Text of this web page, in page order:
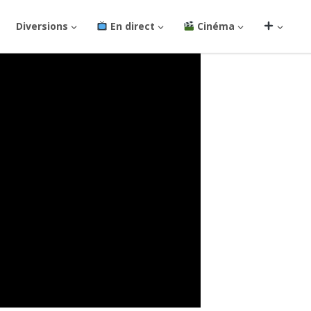
Diversions En direct Cinéma